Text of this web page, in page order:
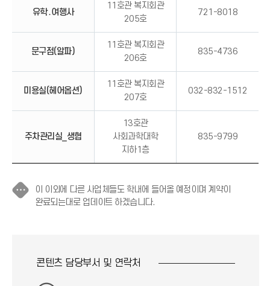
유학․여행사
11호관 복지회관
205호
721-8018
문구점(알파)
11호관 복지회관
206호
835-4736
미용실(헤어옵션)
11호관 복지회관
207호
032-832-1512
주차관리실_생협
13호관
사회과학대학
지하1층
835-9799
이 이외에 다른 사업체들도 학내에 들어올 예정이며 계약이
완료되는대로 업데이트 하겠습니다.·
콘
콘텐츠 담당부서 및 연락처